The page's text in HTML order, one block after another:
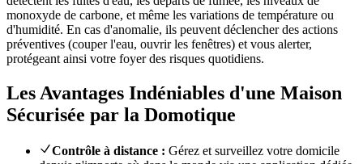
monoxyde de carbone, et même les variations de température ou
d'humidité. En cas d'anomalie, ils peuvent déclencher des actions
préventives (couper l'eau, ouvrir les fenêtres) et vous alerter,
protégeant ainsi votre foyer des risques quotidiens.
Les Avantages Indéniables d'une Maison
Sécurisée par la Domotique
Contrôle à distance : Gérez et surveillez votre domicile